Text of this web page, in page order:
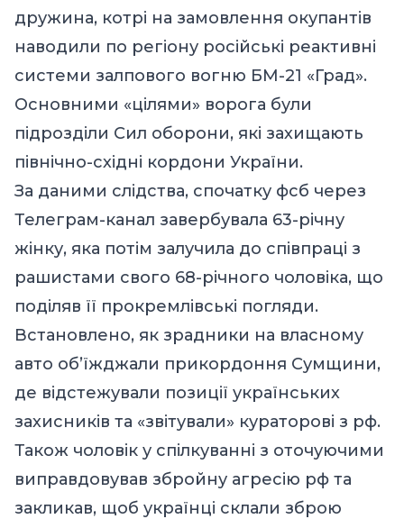
дружина, котрі на замовлення окупантів
наводили по регіону російські реактивні
системи залпового вогню БМ-21 «Град».
Основними «цілями» ворога були
підрозділи Сил оборони, які захищають
північно-східні кордони України.
За даними слідства, спочатку фсб через
Телеграм-канал завербувала 63-річну
жінку, яка потім залучила до співпраці з
рашистами свого 68-річного чоловіка, що
поділяв її прокремлівські погляди.
Встановлено, як зрадники на власному
авто об’їжджали прикордоння Сумщини,
де відстежували позиції українських
захисників та «звітували» кураторові з рф.
Також чоловік у спілкуванні з оточуючими
виправдовував збройну агресію рф та
закликав, щоб українці склали зброю